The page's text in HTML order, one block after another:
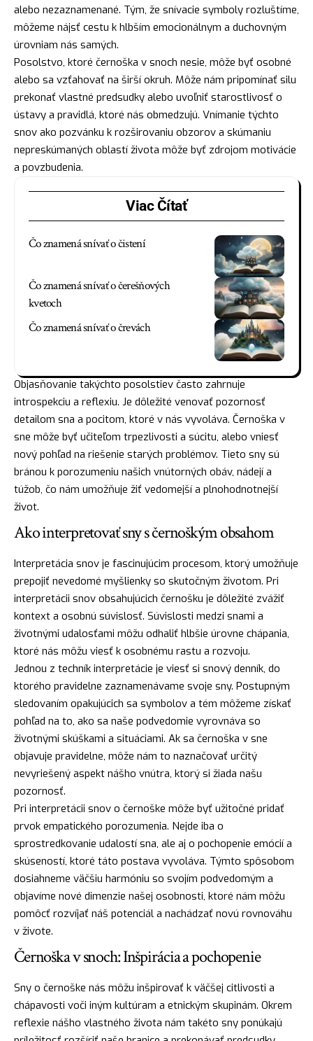
alebo nezaznamenané. Tým, že snívacie symboly rozluštíme,
môžeme nájsť cestu k hlbším emocionálnym a duchovným
úrovniam nás samých.
Posolstvo, ktoré černoška v snoch nesie, môže byť osobné
alebo sa vzťahovať na širší okruh. Môže nám pripomínať silu
prekonať vlastné predsudky alebo uvoľniť starostlivosť o
ústavy a pravidlá, ktoré nás obmedzujú. Vnímanie týchto
snov ako pozvánku k rozširovaniu obzorov a skúmaniu
nepreskúmaných oblastí života môže byť zdrojom motivácie
a povzbudenia.
Viac Čítať
Čo znamená snívať o čistení
Čo znamená snívať o čerešňových
kvetoch
Čo znamená snívať o črevách
Objasňovanie takýchto posolstiev často zahrnuje
introspekciu a reflexiu. Je dôležité venovať pozornosť
detailom sna a pocitom, ktoré v nás vyvoláva. Černoška v
sne môže byť učiteľom trpezlivosti a súcitu, alebo vniesť
nový pohľad na riešenie starých problémov. Tieto sny sú
bránou k porozumeniu našich vnútorných obáv, nádejí a
túžob, čo nám umožňuje žiť vedomejší a plnohodnotnejší
život.
Ako interpretovať sny s černoškým obsahom
Interpretácia snov je fascinujúcim procesom, ktorý umožňuje
prepojiť nevedomé myšlienky so skutočným životom. Pri
interpretácii snov obsahujúcich černošku je dôležité zvážiť
kontext a osobnú súvislosť. Súvislosti medzi snami a
životnými udalosťami môžu odhaliť hlbšie úrovne chápania,
ktoré nás môžu viesť k osobnému rastu a rozvoju.
Jednou z techník interpretácie je viesť si snový denník, do
ktorého pravidelne zaznamenávame svoje sny. Postupným
sledovaním opakujúcich sa symbolov a tém môžeme získať
pohľad na to, ako sa naše podvedomie vyrovnáva so
životnými skúškami a situáciami. Ak sa černoška v sne
objavuje pravidelne, môže nám to naznačovať určitý
nevyriešený aspekt nášho vnútra, ktorý si žiada našu
pozornosť.
Pri interpretácii snov o černoške môže byť užitočné pridať
prvok empatického porozumenia. Nejde iba o
sprostredkovanie udalostí sna, ale aj o pochopenie emócií a
skúseností, ktoré táto postava vyvoláva. Týmto spôsobom
dosiahneme väčšiu harmóniu so svojím podvedomým a
objavíme nové dimenzie našej osobnosti, ktoré nám môžu
pomôcť rozvíjať náš potenciál a nachádzať novú rovnováhu
v živote.
Černoška v snoch: Inšpirácia a pochopenie
Sny o černoške nás môžu inšpirovať k väčšej citlivosti a
chápavosti voči iným kultúram a etnickým skupinám. Okrem
reflexie nášho vlastného života nám takéto sny ponúkajú